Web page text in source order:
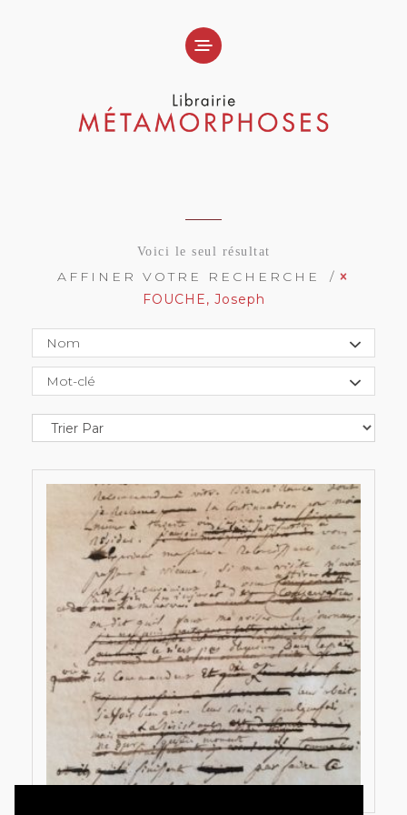
Voici le seul résultat
AFFINER VOTRE RECHERCHE
FOUCHE, Joseph
Nom
Mot-clé